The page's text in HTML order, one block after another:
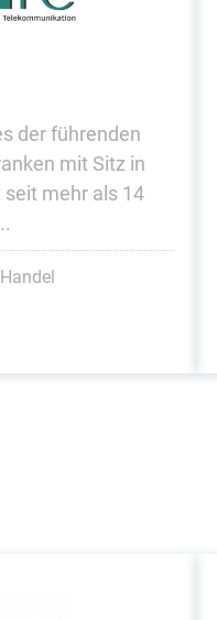
der führenden
mit Sitz in
mehr als 14